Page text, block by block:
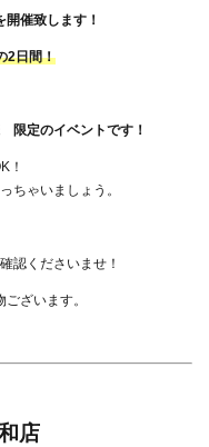
開催致します！
2日間！
限定のイベントです！
！
ちゃいましょう。
認くださいませ！
ざいます。
店